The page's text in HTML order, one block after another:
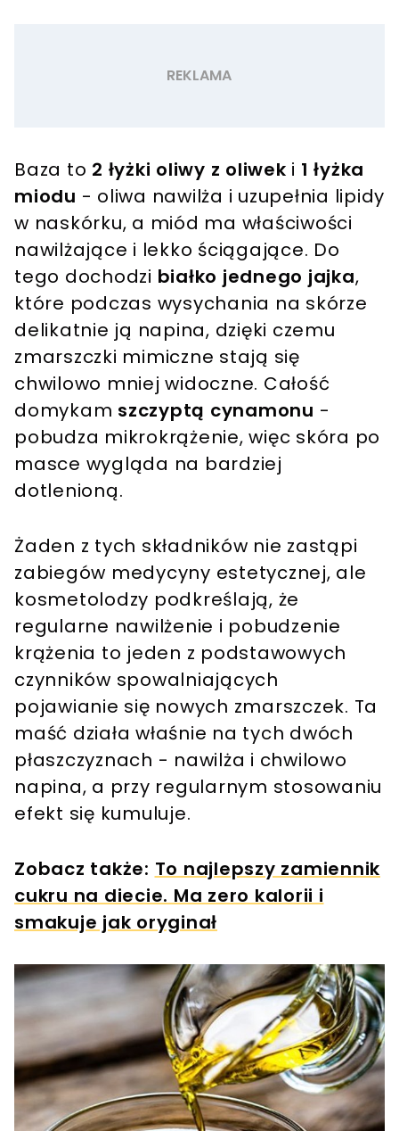
Baza to 2 łyżki oliwy z oliwek i 1 łyżka
miodu - oliwa nawilża i uzupełnia lipidy
w naskórku, a miód ma właściwości
nawilżające i lekko ściągające. Do
tego dochodzi białko jednego jajka,
które podczas wysychania na skórze
delikatnie ją napina, dzięki czemu
zmarszczki mimiczne stają się
chwilowo mniej widoczne. Całość
domykam szczyptą cynamonu -
pobudza mikrokrążenie, więc skóra po
masce wygląda na bardziej
dotlenioną.
Żaden z tych składników nie zastąpi
zabiegów medycyny estetycznej, ale
kosmetolodzy podkreślają, że
regularne nawilżenie i pobudzenie
krążenia to jeden z podstawowych
czynników spowalniających
pojawianie się nowych zmarszczek. Ta
maść działa właśnie na tych dwóch
płaszczyznach - nawilża i chwilowo
napina, a przy regularnym stosowaniu
efekt się kumuluje.
Zobacz także: To najlepszy zamiennik
cukru na diecie. Ma zero kalorii i
smakuje jak oryginał